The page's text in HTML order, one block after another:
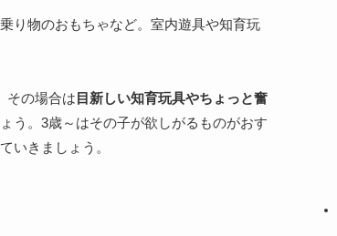
り物のおもちゃなど。室内遊具や知育玩
その場合は 目新しい知育玩具やちょっと奮
う。3歳～はその子が欲しがるものがおす
いきましょう。